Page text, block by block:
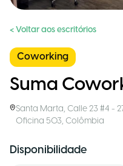
< Voltar aos escritórios
Coworking
Suma
Santa Marta, Calle 23 #4 -
Oficina 503, Colômbia
Disponibilidade